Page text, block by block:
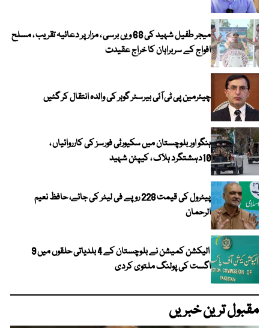
میجر طفیل شہید کی 68 ویں برسی ، مزار پر دعائیہ تقریب ، مسلح
افواج کے سربراہان کا خراج عقیدت
چیئرمین پی ٹی آئی بیرسٹر گوہر کی والدہ انتقال کر گئیں
ہنگو اور بلوچستان میں سکیورٹی فورسز کی کارروائیاں ،
10دہشتگرد ہلاک ، کیپٹن شہید
پیٹرول کی قیمت 228 روپے فی لیٹر کی جائے، حافظ نعیم
الرحمان
الیکشن کمیشن نے بلوچستان کے 4 بلدیاتی حلقوں میں 9
اگست کی پولنگ ملتوی کردی
مقبول ترین خبریں